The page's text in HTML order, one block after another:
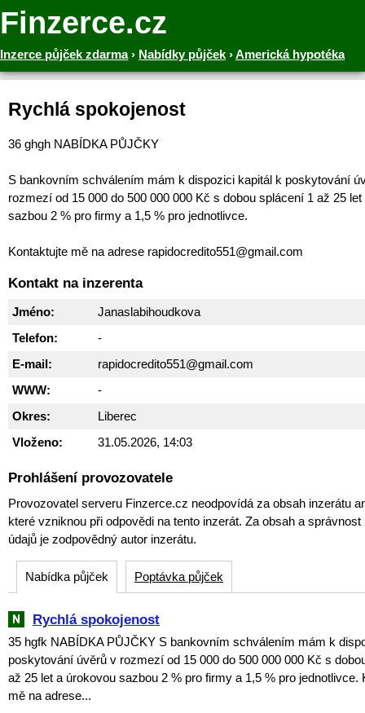
Finzerce.cz
Inzerce půjček zdarma› Nabídky půjček ›Americká hypotéka
Rychlá spokojenost
36 ghgh NABÍDKA PŮJČKY
S bankovním schválením mám k dispozici kapitál k poskytování
rozmezí od 15 000 do 500 000 000 Kč s dobou splácení 1 až 25
sazbou 2 % pro firmy a 1,5 % pro jednotlivce.
Kontaktujte mě na adrese rapidocredito551@gmail.com
Kontakt na inzerenta
Jméno:
Janaslabihoudkova
Telefon:
-
E-mail:
rapidocredito551@gmail.com
WWW:
-
Okres:
Liberec
Vloženo:
31.05.2026, 14:03
Prohlášení provozovatele
Provozovatel serveru Finzerce.cz neodpovídá za obsah inzerátu
které vzniknou při odpovědi na tento inzerát. Za obsah a
údajů je zodpovědný autor inzerátu.
Nabídka půjček Poptávka půjček
Rychlá spokojenost
35 hgfk NABÍDKA PŮJČKY S bankovním schválením mám k
poskytování úvěrů v rozmezí od 15 000 do 500 000 000 Kč s
až 25 let a úrokovou sazbou 2 % pro firmy a 1,5 % pro jednotlivce.
mě na adrese...